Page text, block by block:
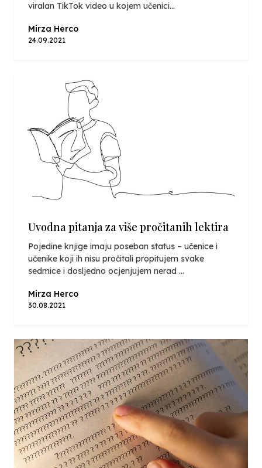
viralan TikTok video u kojem učenici...
Mirza Herco
24.09.2021
Uvodna pitanja za više pročitanih lektira
Pojedine knjige imaju poseban status – učenice i
učenike koji ih nisu pročitali propitujem svake
sedmice i dosljedno ocjenjujem nerad ...
Mirza Herco
30.08.2021